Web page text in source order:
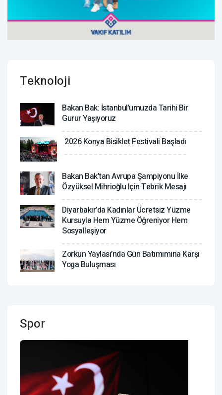
Teknoloji
Bakan Bak: İstanbul’umuzda Tarihi Bir
Gurur Yaşıyoruz
2026 Konya Bisiklet Festivali Başladı
Bakan Bak’tan Avrupa Şampiyonu İlke
Özyüksel Mihrioğlu Için Tebrik Mesajı
Diyarbakır’da Kadınlar Ücretsiz Yüzme
Kursuyla Hem Yüzme Öğreniyor Hem
Sosyalleşiyor
Zorkun Yaylası’nda Gün Batımımına Karşı
Yoga Buluşması
Spor